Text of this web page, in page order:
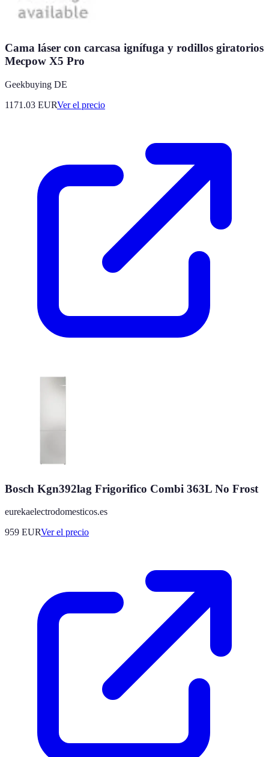
Cama láser con carcasa ignífuga y rodillos giratorios
Mecpow X5 Pro
Geekbuying DE
1171.03 EURVer el precio
Bosch Kgn392lag Frigorifico Combi 363L No Frost
eurekaelectrodomesticos.es
959 EURVer el precio